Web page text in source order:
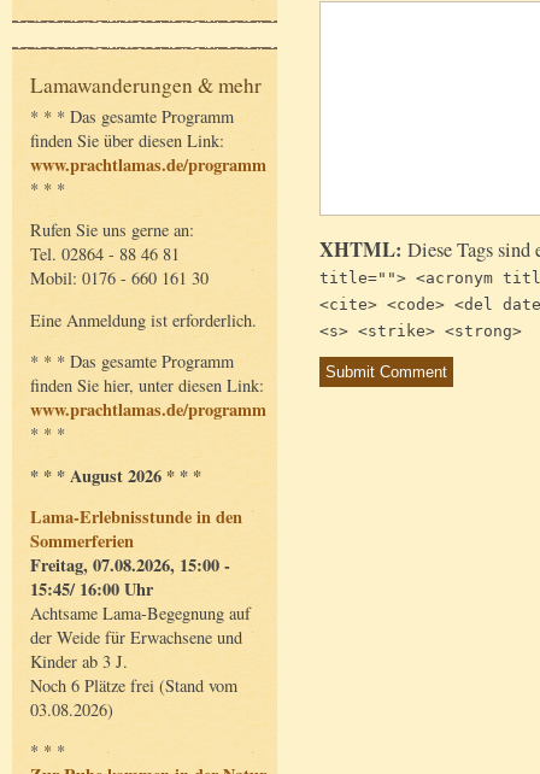
Lamawanderungen & mehr
* * * Das gesamte Programm
finden Sie über diesen Link:
www.prachtlamas.de/programm
* * *
Rufen Sie uns gerne an:
Tel. 02864 - 88 46 81
Mobil: 0176 - 660 161 30
Eine Anmeldung ist erforderlich.
* * * Das gesamte Programm
finden Sie hier, unter diesen Link:
www.prachtlamas.de/programm
* * *
* * * August 2026 * * *
Lama-Erlebnisstunde in den
Sommerferien
Freitag, 07.08.2026, 15:00 -
15:45/ 16:00 Uhr
Achtsame Lama-Begegnung auf
der Weide für Erwachsene und
Kinder ab 3 J.
Noch 6 Plätze frei (Stand vom
03.08.2026)
* * *
XHTML: Diese Tags
title=""> <acronym
<cite> <code> <del
<s> <strike> <strong>